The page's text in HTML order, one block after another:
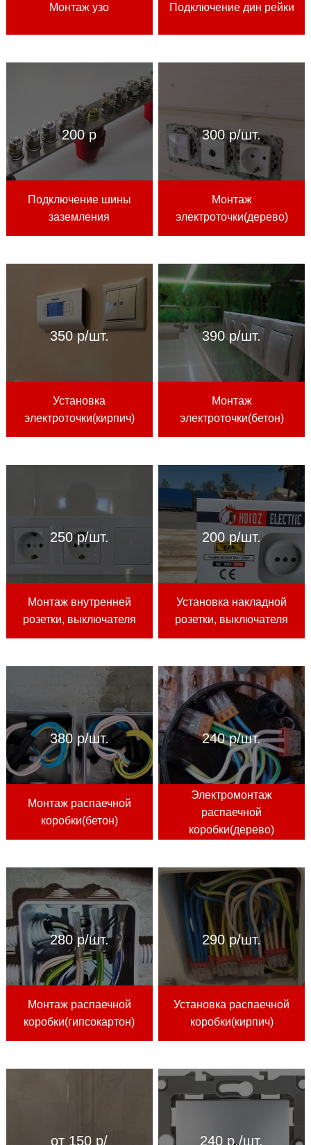
Монтаж узо Подключение дин рейки
200 р
Подключение шины
заземления
300 р/шт.
Монтаж
электроточки(дерево)
350 р/шт.
Установка
электроточки(кирпич)
390 р/шт.
Монтаж
электроточки(бетон)
250 р/шт.
Монтаж внутренней
розетки, выключателя
200 р/шт.
Установка накладной
розетки, выключателя
380 р/шт.
Монтаж распаечной
коробки(бетон)
240 р/шт.
Электромонтаж
распаечной
коробки(дерево)
280 р/шт.
Монтаж распаечной
коробки(гипсокартон)
290 р/шт.
Установка распаечной
коробки(кирпич)
от 150 р/
240 р./шт.